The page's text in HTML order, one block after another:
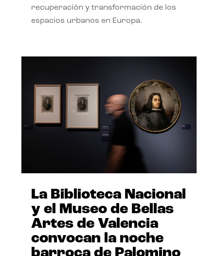
recuperación y transformación de los
espacios urbanos en Europa.
La Biblioteca Nacional
y el Museo de Bellas
Artes de Valencia
convocan la noche